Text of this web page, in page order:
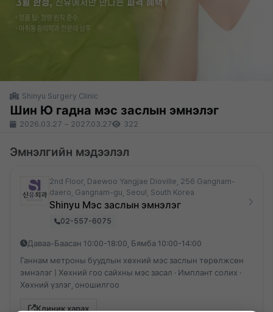
Shinyu Surgery Clinic
Шин Ю гадна мэс заслын эмнэлэг
2026.03.27 ~ 2027.03.27 322
Эмнэлгийн мэдээлэл
2nd Floor, Daewoo Yangjae Dioville, 256 Gangnam-
daero, Gangnam-gu, Seoul, South Korea
Shinyu Мэс заслын эмнэлэг
02-557-6075
Даваа-Баасан 10:00-18:00, Бямба 10:00-14:00
Ганнам метроны буудлын хөхний мэс заслын төрөлжсөн
эмнэлэг | Хөхний гоо сайхны мэс засал · Имплант солих ·
Хөхний үзлэг, оношилгоо
Клиник харах